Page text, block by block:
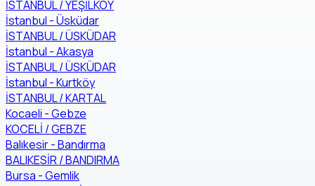
İSTANBUL / YEŞİLKÖY
İstanbul - Üsküdar
İSTANBUL / ÜSKÜDAR
İstanbul - Akasya
İSTANBUL / ÜSKÜDAR
İstanbul - Kurtköy
İSTANBUL / KARTAL
Kocaeli - Gebze
KOCELİ / GEBZE
Balıkesir - Bandırma
BALIKESİR / BANDIRMA
Bursa - Gemlik